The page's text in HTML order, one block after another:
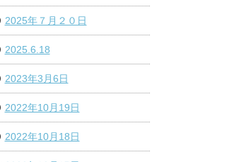
2025年７月２０日
2025.6.18
2023年3月6日
2022年10月19日
2022年10月18日